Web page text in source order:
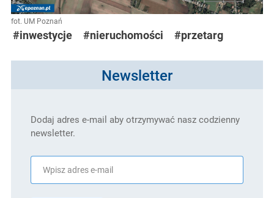
fot. UM Poznań
#inwestycje #nieruchomości #przetarg
Newsletter
Dodaj adres e-mail aby otrzymywać nasz codzienny
newsletter.